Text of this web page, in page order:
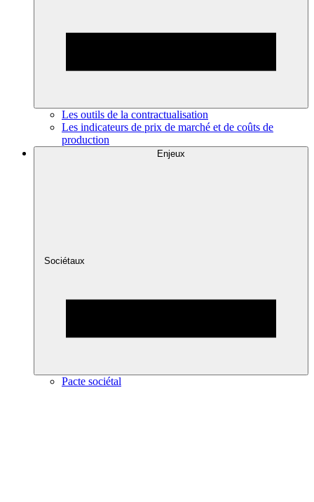
Les outils de la contractualisation
Les indicateurs de prix de marché et de coûts de
production
Enjeux
Sociétaux
Pacte sociétal